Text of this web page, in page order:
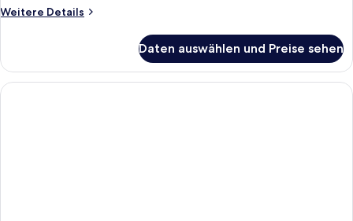
Weitere Details
Weitere
Suite,
Meerblick
Daten auswählen und Preise sehen